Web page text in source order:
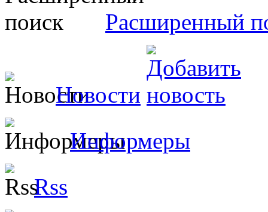
Расширенный
Новости
Информеры
Rss